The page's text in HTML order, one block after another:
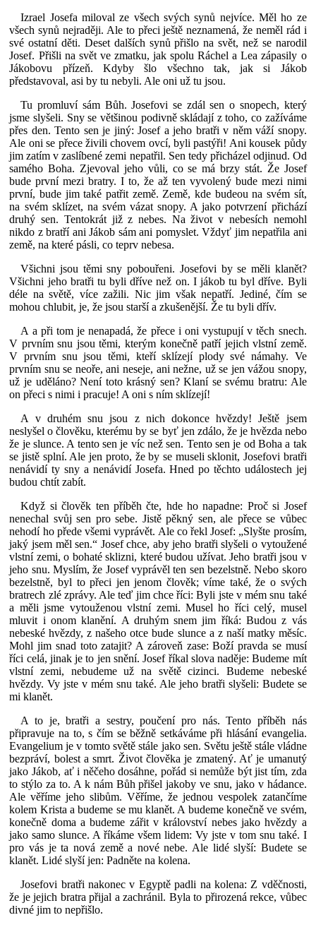
Izrael Josefa miloval ze všech svých synů nejvíce. Měl ho ze
všech synů nejraději. Ale to přeci ještě neznamená, že neměl rád i
své ostatní děti. Deset dalších synů přišlo na svět, než se narodil
Josef. Přišli na svět ve zmatku, jak spolu Ráchel a Lea zápasily o
Jákobovu přízeň. Kdyby šlo všechno tak, jak si Jákob
představoval, asi by tu nebyli. Ale oni už tu jsou.
Tu promluví sám Bůh. Josefovi se zdál sen o snopech, který
jsme slyšeli. Sny se většinou podivně skládají z toho, co zažíváme
přes den. Tento sen je jiný: Josef a jeho bratři v něm váží snopy.
Ale oni se přece živili chovem ovcí, byli pastýři! Ani kousek půdy
jim zatím v zaslíbené zemi nepatřil. Sen tedy přicházel odjinud. Od
samého Boha. Zjevoval jeho vůli, co se má brzy stát. Že Josef
bude první mezi bratry. I to, že až ten vyvolený bude mezi nimi
první, bude jim také patřit země. Země, kde budeou na svém sít,
na svém sklízet, na svém vázat snopy. A jako potvrzení přichází
druhý sen. Tentokrát již z nebes. Na život v nebesích nemohl
nikdo z bratří ani Jákob sám ani pomyslet. Vždyť jim nepatřila ani
země, na které pásli, co teprv nebesa.
Všichni jsou těmi sny pobouřeni. Josefovi by se měli klanět?
Všichni jeho bratři tu byli dříve než on. I jákob tu byl dříve. Byli
déle na světě, více zažili. Nic jim však nepatří. Jediné, čím se
mohou chlubit, je, že jsou starší a zkušenější. Že tu byli dřív.
A a při tom je nenapadá, že přece i oni vystupují v těch snech.
V prvním snu jsou těmi, kterým konečně patří jejich vlstní země.
V prvním snu jsou těmi, kteří sklízejí plody své námahy. Ve
prvním snu se neoře, ani neseje, ani nežne, už se jen vážou snopy,
už je uděláno? Není toto krásný sen? Klaní se svému bratru: Ale
on přeci s nimi i pracuje! A oni s ním sklízejí!
A v druhém snu jsou z nich dokonce hvězdy! Ještě jsem
neslyšel o člověku, kterému by se byť jen zdálo, že je hvězda nebo
že je slunce. A tento sen je víc než sen. Tento sen je od Boha a tak
se jistě splní. Ale jen proto, že by se museli sklonit, Josefovi bratři
nenávidí ty sny a nenávidí Josefa. Hned po těchto událostech jej
budou chtít zabít.
Když si člověk ten příběh čte, hde ho napadne: Proč si Josef
nenechal svůj sen pro sebe. Jistě pěkný sen, ale přece se vůbec
nehodí ho přede všemi vyprávět. Ale co řekl Josef: „Slyšte prosím,
jaký jsem měl sen.“ Josef chce, aby jeho bratři slyšeli o vytoužené
vlstní zemi, o bohaté sklizni, které budou užívat. Jeho bratři jsou v
jeho snu. Myslím, že Josef vyprávěl ten sen bezelstně. Nebo skoro
bezelstně, byl to přeci jen jenom člověk; víme také, že o svých
bratrech zlé zprávy. Ale teď jim chce říci: Byli jste v mém snu také
a měli jsme vytouženou vlstní zemi. Musel ho říci celý, musel
mluvit i onom klanění. A druhým snem jim říká: Budou z vás
nebeské hvězdy, z našeho otce bude slunce a z naší matky měsíc.
Mohl jim snad toto zatajit? A zároveň zase: Boží pravda se musí
říci celá, jinak je to jen snění. Josef říkal slova naděje: Budeme mít
vlstní zemi, nebudeme už na světě cizinci. Budeme nebeské
hvězdy. Vy jste v mém snu také. Ale jeho bratři slyšeli: Budete se
mi klanět.
A to je, bratři a sestry, poučení pro nás. Tento příběh nás
připravuje na to, s čím se běžně setkáváme při hlásání evangelia.
Evangelium je v tomto světě stále jako sen. Světu ještě stále vládne
bezpráví, bolest a smrt. Život člověka je zmatený. Ať je umanutý
jako Jákob, ať i něčeho dosáhne, pořád si nemůže být jist tím, zda
to stýlo za to. A k nám Bůh přišel jakoby ve snu, jako v hádance.
Ale věříme jeho slibům. Věříme, že jednou vespolek zatančíme
kolem Krista a budeme se mu klanět. A budeme konečně ve svém,
konečně doma a budeme zářit v království nebes jako hvězdy a
jako samo slunce. A říkáme všem lidem: Vy jste v tom snu také. I
pro vás je ta nová země a nové nebe. Ale lidé slyší: Budete se
klanět. Lidé slyší jen: Padněte na kolena.
Josefovi bratři nakonec v Egyptě padli na kolena: Z vděčnosti,
že je jejich bratra přijal a zachránil. Byla to přirozená rekce, vůbec
divné jim to nepřišlo.